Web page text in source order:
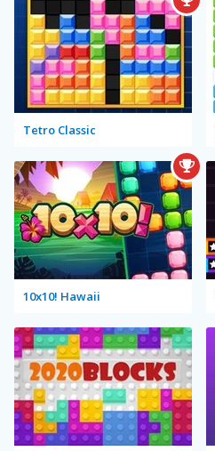
Tetro Classic
10x10! Hawaii